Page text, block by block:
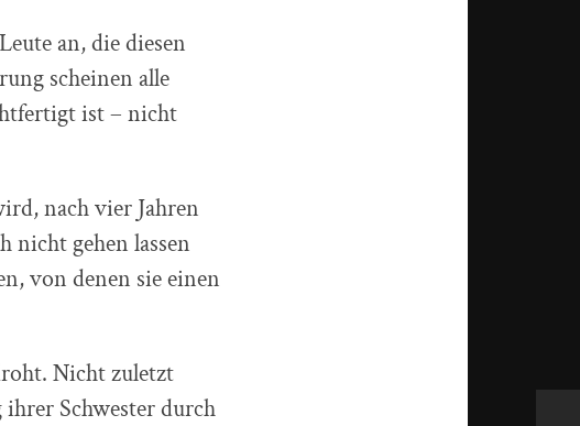
an, die diesen
scheinen alle
ist – nicht
nach vier Jahren
nicht gehen lassen
von denen sie einen
Nicht zuletzt
Schwester durch